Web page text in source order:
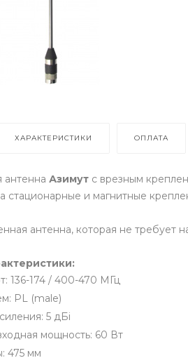
ХАРАКТЕРИСТИКИ ОПЛАТА
антенна Азимут с врезным
стационарные и магнитные
антенна, которая не требует
136-174 / 400-470 МГц
PL (male)
5 дБi
мощность: 60 Вт
475 мм